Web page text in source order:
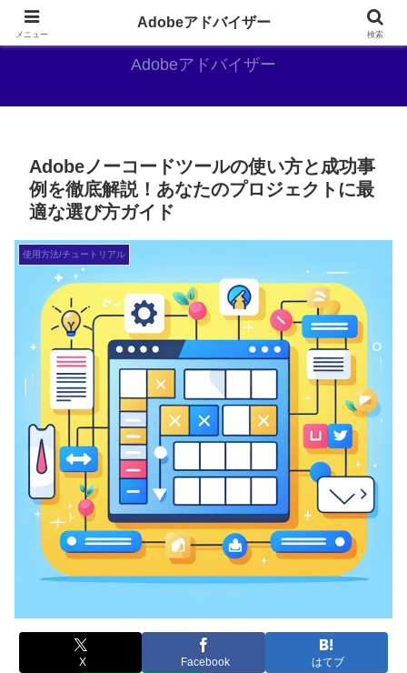
Adobe好きのAdobe推しブログ
Adobeアドバイザー
Adobeノーコードツールの使い方と成功事
例を徹底解説！あなたのプロジェクトに最
適な選び方ガイド
使用方法/チュートリアル
X Facebook はてブ
メニュー
Adobeアドバイザー
検索